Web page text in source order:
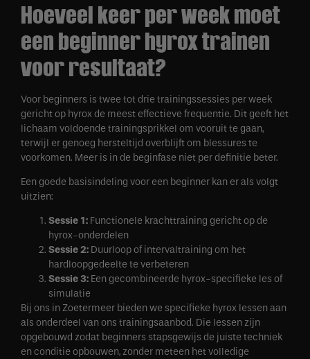
Hoeveel keer per week moet
een beginner hyrox trainen
voor resultaat?
Voor beginners is twee tot drie trainingssessies per week
gericht op hyrox de meest effectieve frequentie. Dit geeft het
lichaam voldoende trainingsprikkel om vooruit te gaan,
terwijl er genoeg hersteltijd overblijft om blessures te
voorkomen. Meer is in de beginfase niet per definitie beter.
Een goede basisindeling voor een beginner kan er als volgt
uitzien:
Sessie 1: Functionele krachttraining gericht op de
hyrox-onderdelen
Sessie 2: Duurloop of intervaltraining om het
hardloopgedeelte te verbeteren
Sessie 3: Een gecombineerde hyrox-specifieke les of
simulatie
Bij ons in Zoetermeer bieden we specifieke hyrox lessen aan
als onderdeel van ons trainingsaanbod. Die lessen zijn
opgebouwd zodat beginners stapsgewijs de juiste techniek
en conditie opbouwen, zonder meteen het volledige